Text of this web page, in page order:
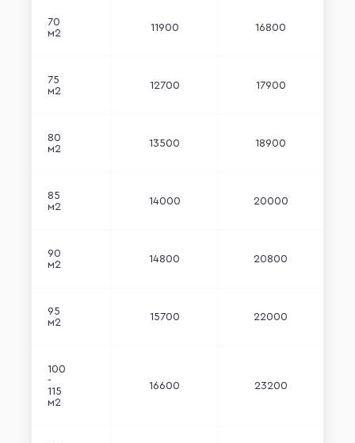
70
м2
11900 16800
75
м2
12700 17900
80
м2
13500 18900
85
м2
14000 20000
90
м2
14800 20800
95
м2
15700 22000
100
-
115
м2
16600 23200